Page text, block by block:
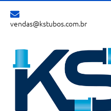
vendas@kstubos.com.br